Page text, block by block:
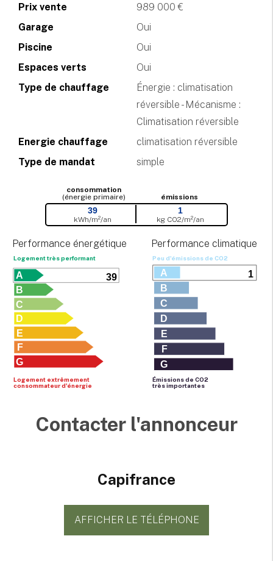
Prix vente
989 000 €
Garage
Oui
Piscine
Oui
Espaces verts
Oui
Type de chauffage
Énergie : climatisation
réversible - Mécanisme :
Climatisation réversible
Energie chauffage
climatisation réversible
Type de mandat
simple
consommation
(énergie primaire)
émissions
39
kWh/m²/an
1
kg CO2/m²/an
Performance énergétique
Logement très performant
39
A
B
C
D
E
F
G
Logement extrêmement
consommateur d'énergie
Performance climatique
Peu d'émissions de CO2
1
A
B
C
D
E
F
G
Émissions de CO2
très importantes
Contacter l'annonceur
Capifrance
AFFICHER LE TÉLÉPHONE